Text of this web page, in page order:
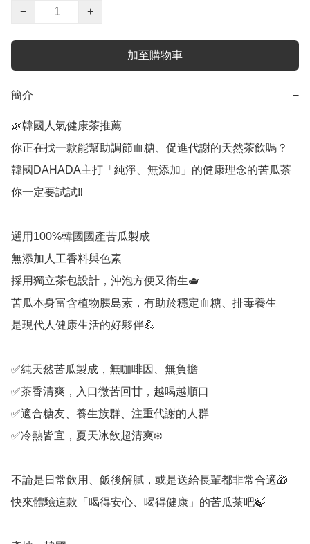
−
+
加至購物車
簡介 −
🌿韓國人氣健康茶推薦
你正在找一款能幫助調節血糖、促進代謝的天然茶飲嗎？
韓國DAHADA主打「純淨、無添加」的健康理念的苦瓜茶
你一定要試試‼️
選用100%韓國國產苦瓜製成
無添加人工香料與色素
採用獨立茶包設計，沖泡方便又衛生🫖
苦瓜本身富含植物胰島素，有助於穩定血糖、排毒養生
是現代人健康生活的好夥伴💪
✅純天然苦瓜製成，無咖啡因、無負擔
✅茶香清爽，入口微苦回甘，越喝越順口
✅適合糖友、養生族群、注重代謝的人群
✅冷熱皆宜，夏天冰飲超清爽❄️
不論是日常飲用、飯後解膩，或是送給長輩都非常合適🎁
快來體驗這款「喝得安心、喝得健康」的苦瓜茶吧🍃